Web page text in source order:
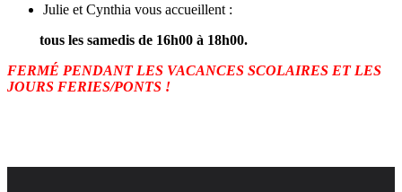
Julie et Cynthia vous accueillent :
tous les samedis de 16h00 à 18h00.
FERMÉ PENDANT LES VACANCES SCOLAIRES ET LES
JOURS FERIES/PONTS !